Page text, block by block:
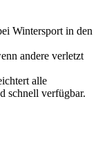
Wintersport in den
andere verletzt
alle
schnell verfügbar.